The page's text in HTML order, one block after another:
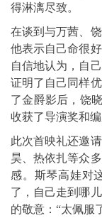
得淋漓尽致。
在谈到与万茜、
他表示自己命很
自信地认为，自
证明了自己同样
了金爵影后，饶
收获了导演奖和
此次首映礼还邀
昊、热依扎等众
感。斯琴高娃对
了，自己走到哪
的敬意：“太佩服